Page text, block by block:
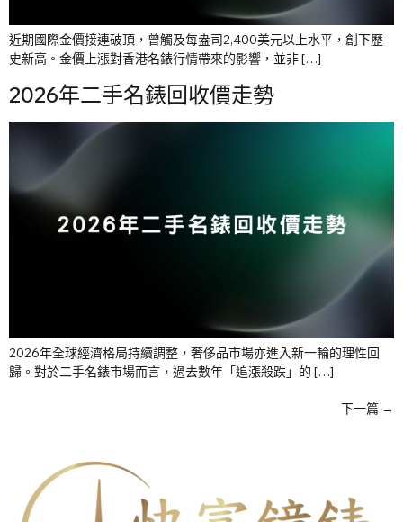
近期國際金價接連破頂，曾觸及每盎司2,400美元以上水平，創下歷
史新高。金價上漲對香港名錶行情帶來的影響，並非 […]
2026年二手名錶回收價走勢
2026年全球經濟格局持續調整，奢侈品市場亦進入新一輪的理性回
歸。對於二手名錶市場而言，過去數年「追漲殺跌」的 […]
下一篇 →